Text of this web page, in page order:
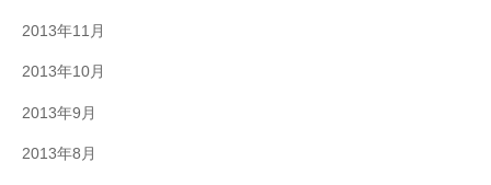
2013年11月
2013年10月
2013年9月
2013年8月